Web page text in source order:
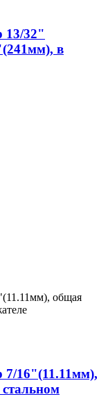
13/32"
в
7/16"(11.11мм),